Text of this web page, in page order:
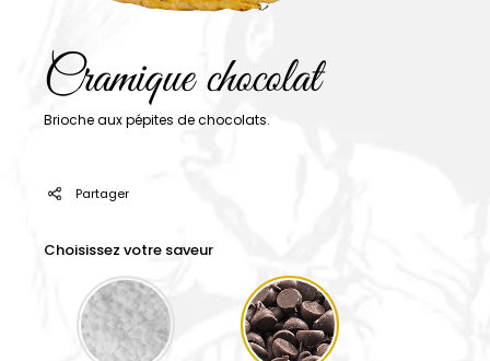
Cramique chocolat
Brioche aux pépites de chocolats.
Partager
Choisissez votre saveur